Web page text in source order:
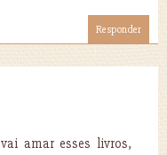
Responder
amar esses livros,